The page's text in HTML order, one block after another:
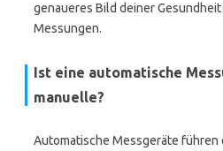
genaueres Bild deiner
Messungen.
Ist eine automatische
manuelle?
Automatische Messgeräte führen